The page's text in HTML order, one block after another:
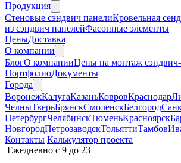
Продукция
Cтеновые сэндвич панелиКровельная
из сэндвич панелейФасонные элементы
ЦеныДоставка
О компании
БлогО компанииЦены на монтаж
ПортфолиоДокументы
Города
ВоронежКалугаКазаньКовровКраснодар
ЧелныТверьБрянскСмоленскБелгород
ПетербургЧелябинскТюменьКрасноярск
НовгородПетрозаводскТольяттиТамбов
Контакты Калькулятор проекта
Ежедневно с 9 до 23